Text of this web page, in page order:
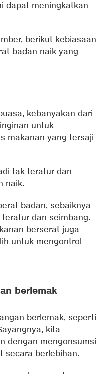
dapat meningkatkan
berikut kebiasaan
badan naik yang
kebanyakan dari
untuk
makanan yang tersaji
tak teratur dan
naik.
badan, sebaiknya
dan seimbang.
berserat juga
untuk mengontrol
berlemak
berlemak, seperti
kita
dengan mengonsumsi
secara berlebihan.